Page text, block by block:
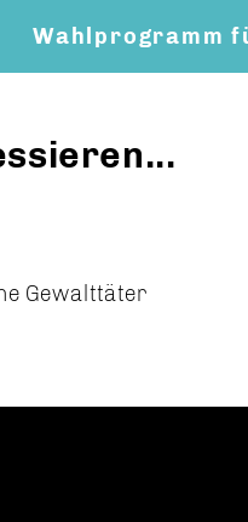
Wahlprogramm
Gewalttäter